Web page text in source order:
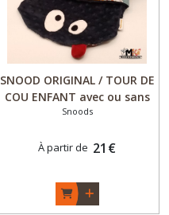
SNOOD ORIGINAL / TOUR DE
COU ENFANT avec ou sans
BONNET polaire minky
Fille -"Super Héro"- Fait
Snoods
À partir de 21 €